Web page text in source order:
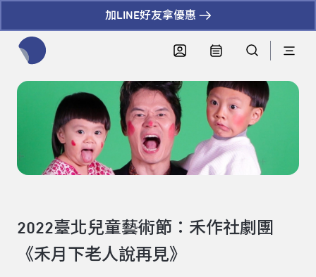
加LINE好友拿優惠
2022臺北兒童藝術節：禾作社劇團
《禾月下老人說再見》